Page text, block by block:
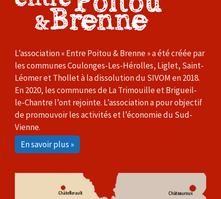
L’association « Entre Poitou & Brenne » a été créée par
les communes Coulonges-Les-Hérolles, Liglet, Saint-
Léomer et Thollet à la dissolution du SIVOM en 2018.
En 2020, les communes de La Trimouille et Brigueil-
le-Chantre l’ont rejointe. L’association a pour objectif
de promouvoir les activités et l’économie du Sud-
Vienne.
En savoir plus »